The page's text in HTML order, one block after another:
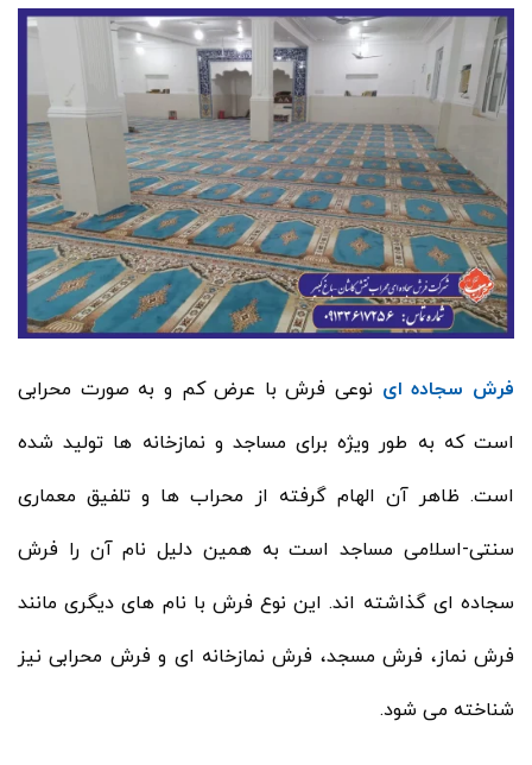
فرش سجاده ای نوعی فرش با عرض کم و به صورت محرابی
است که به طور ویژه برای مساجد و نمازخانه ها تولید شده
است. ظاهر آن الهام گرفته از محراب ها و تلفیق معماری
سنتی-اسلامی مساجد است به همین دلیل نام آن را فرش
سجاده ای گذاشته اند. این نوع فرش با نام های دیگری مانند
فرش نماز، فرش مسجد، فرش نمازخانه ای و فرش محرابی نیز
شناخته می شود.